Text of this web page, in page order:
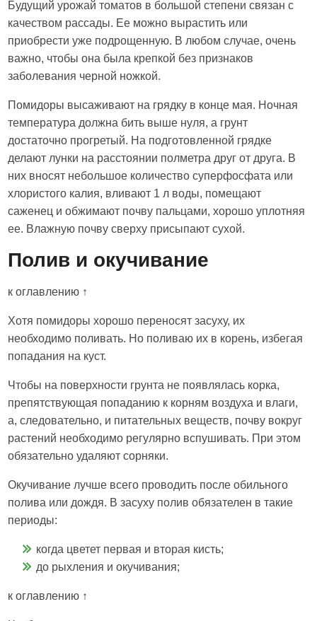
Будущий урожай томатов в большой степени связан с
качеством рассады. Ее можно вырастить или
приобрести уже подрощенную. В любом случае, очень
важно, чтобы она была крепкой без признаков
заболевания черной ножкой.
Помидоры высаживают на грядку в конце мая. Ночная
температура должна бить выше нуля, а грунт
достаточно прогретый. На подготовленной грядке
делают лунки на расстоянии полметра друг от друга. В
них вносят небольшое количество суперфосфата или
хлористого калия, вливают 1 л воды, помещают
саженец и обжимают почву пальцами, хорошо уплотняя
ее. Влажную почву сверху присыпают сухой.
Полив и окучивание
к оглавлению ↑
Хотя помидоры хорошо переносят засуху, их
необходимо поливать. Но поливаю их в корень, избегая
попадания на куст.
Чтобы на поверхности грунта не появлялась корка,
препятствующая попаданию к корням воздуха и влаги,
а, следовательно, и питательных веществ, почву вокруг
растений необходимо регулярно вспушивать. При этом
обязательно удаляют сорняки.
Окучивание лучше всего проводить после обильного
полива или дождя. В засуху полив обязателен в такие
периоды:
когда цветет первая и вторая кисть;
до рыхления и окучивания;
к оглавлению ↑